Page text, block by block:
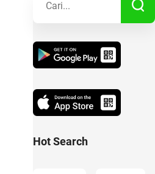
Hot Search